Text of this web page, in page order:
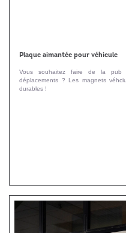
Plaque aimantée pour véhicule
Vous souhaitez faire de la pub
déplacements ? Les magnets
durables !